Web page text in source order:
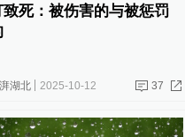
致死：被伤害的与被惩罚
湖北 2025-10-12 37